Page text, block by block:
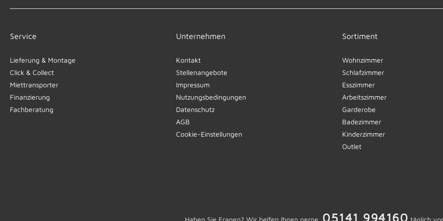
Service
Lieferung & Montage
Click & Collect
Miettransporter
Finanzierung
Fachberatung
Unternehmen
Kontakt
Stellenangebote
Impressum
Nutzungsbedingungen
Datenschutz
AGB
Cookie-Einstellungen
Sortiment
Wohnzimmer
Schlafzimmer
Esszimmer
Arbeitszimmer
Garderobe
Badezimmer
Kinderzimmer
Outlet
Haben Sie Fragen? Wir helfen Ihnen gerne. 05141 994160 täglich